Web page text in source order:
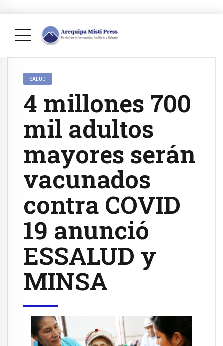
SALUD
4 millones 700
mil adultos
mayores serán
vacunados
contra COVID
19 anunció
ESSALUD y
MINSA